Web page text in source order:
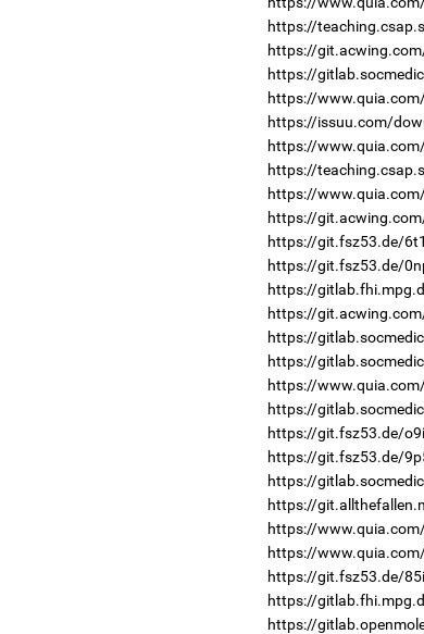
https://
https://
https://
https://
https://issuu.com/
https://
https://
https://
https://
https://git.fsz53.de/
https://git.fsz53.de/
https://
https://
https://
https://
https://
https://
https://git.fsz53.de/
https://git.fsz53.de/
https://
https://
https://
https://
https://git.fsz53.de/
https://
https://